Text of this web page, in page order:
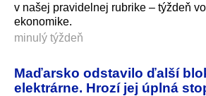
v našej pravidelnej rubrike – týždeň
ekonomike.
minulý týždeň
Maďarsko odstavilo ďalší
elektrárne. Hrozí jej úplná